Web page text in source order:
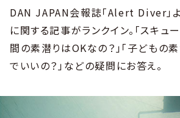
DAN JAPAN会報誌「Alert Diver」
に関する記事がランクイン。「スキュ
間の素潜りはOKなの？」「子どもの
でいいの？」などの疑問にお答え。